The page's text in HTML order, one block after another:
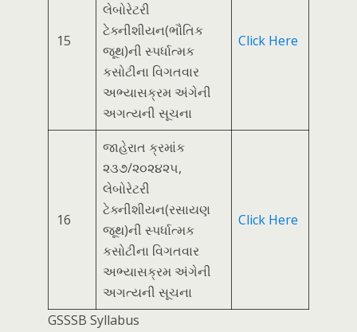
15
લેબોરેટરી
ટેક્નીશીયન(ભૌતિક
જૂથ)ની સ્પર્ધાત્મક
કસોટીના વિગતવાર
અભ્યાસક્રમ અંગેની
અગત્યની સૂચના
Click Here
16
જાહેરાત ક્રમાંક
૨૩૭/૨૦૨૪૨૫,
લેબોરેટરી
ટેક્નીશીયન(રસાયણ
જૂથ)ની સ્પર્ધાત્મક
કસોટીના વિગતવાર
અભ્યાસક્રમ અંગેની
અગત્યની સૂચના
Click Here
GSSSB Syllabus